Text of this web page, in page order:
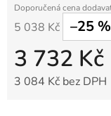
5 038 Kč –25 %
3 732 Kč
3 084 Kč bez DPH